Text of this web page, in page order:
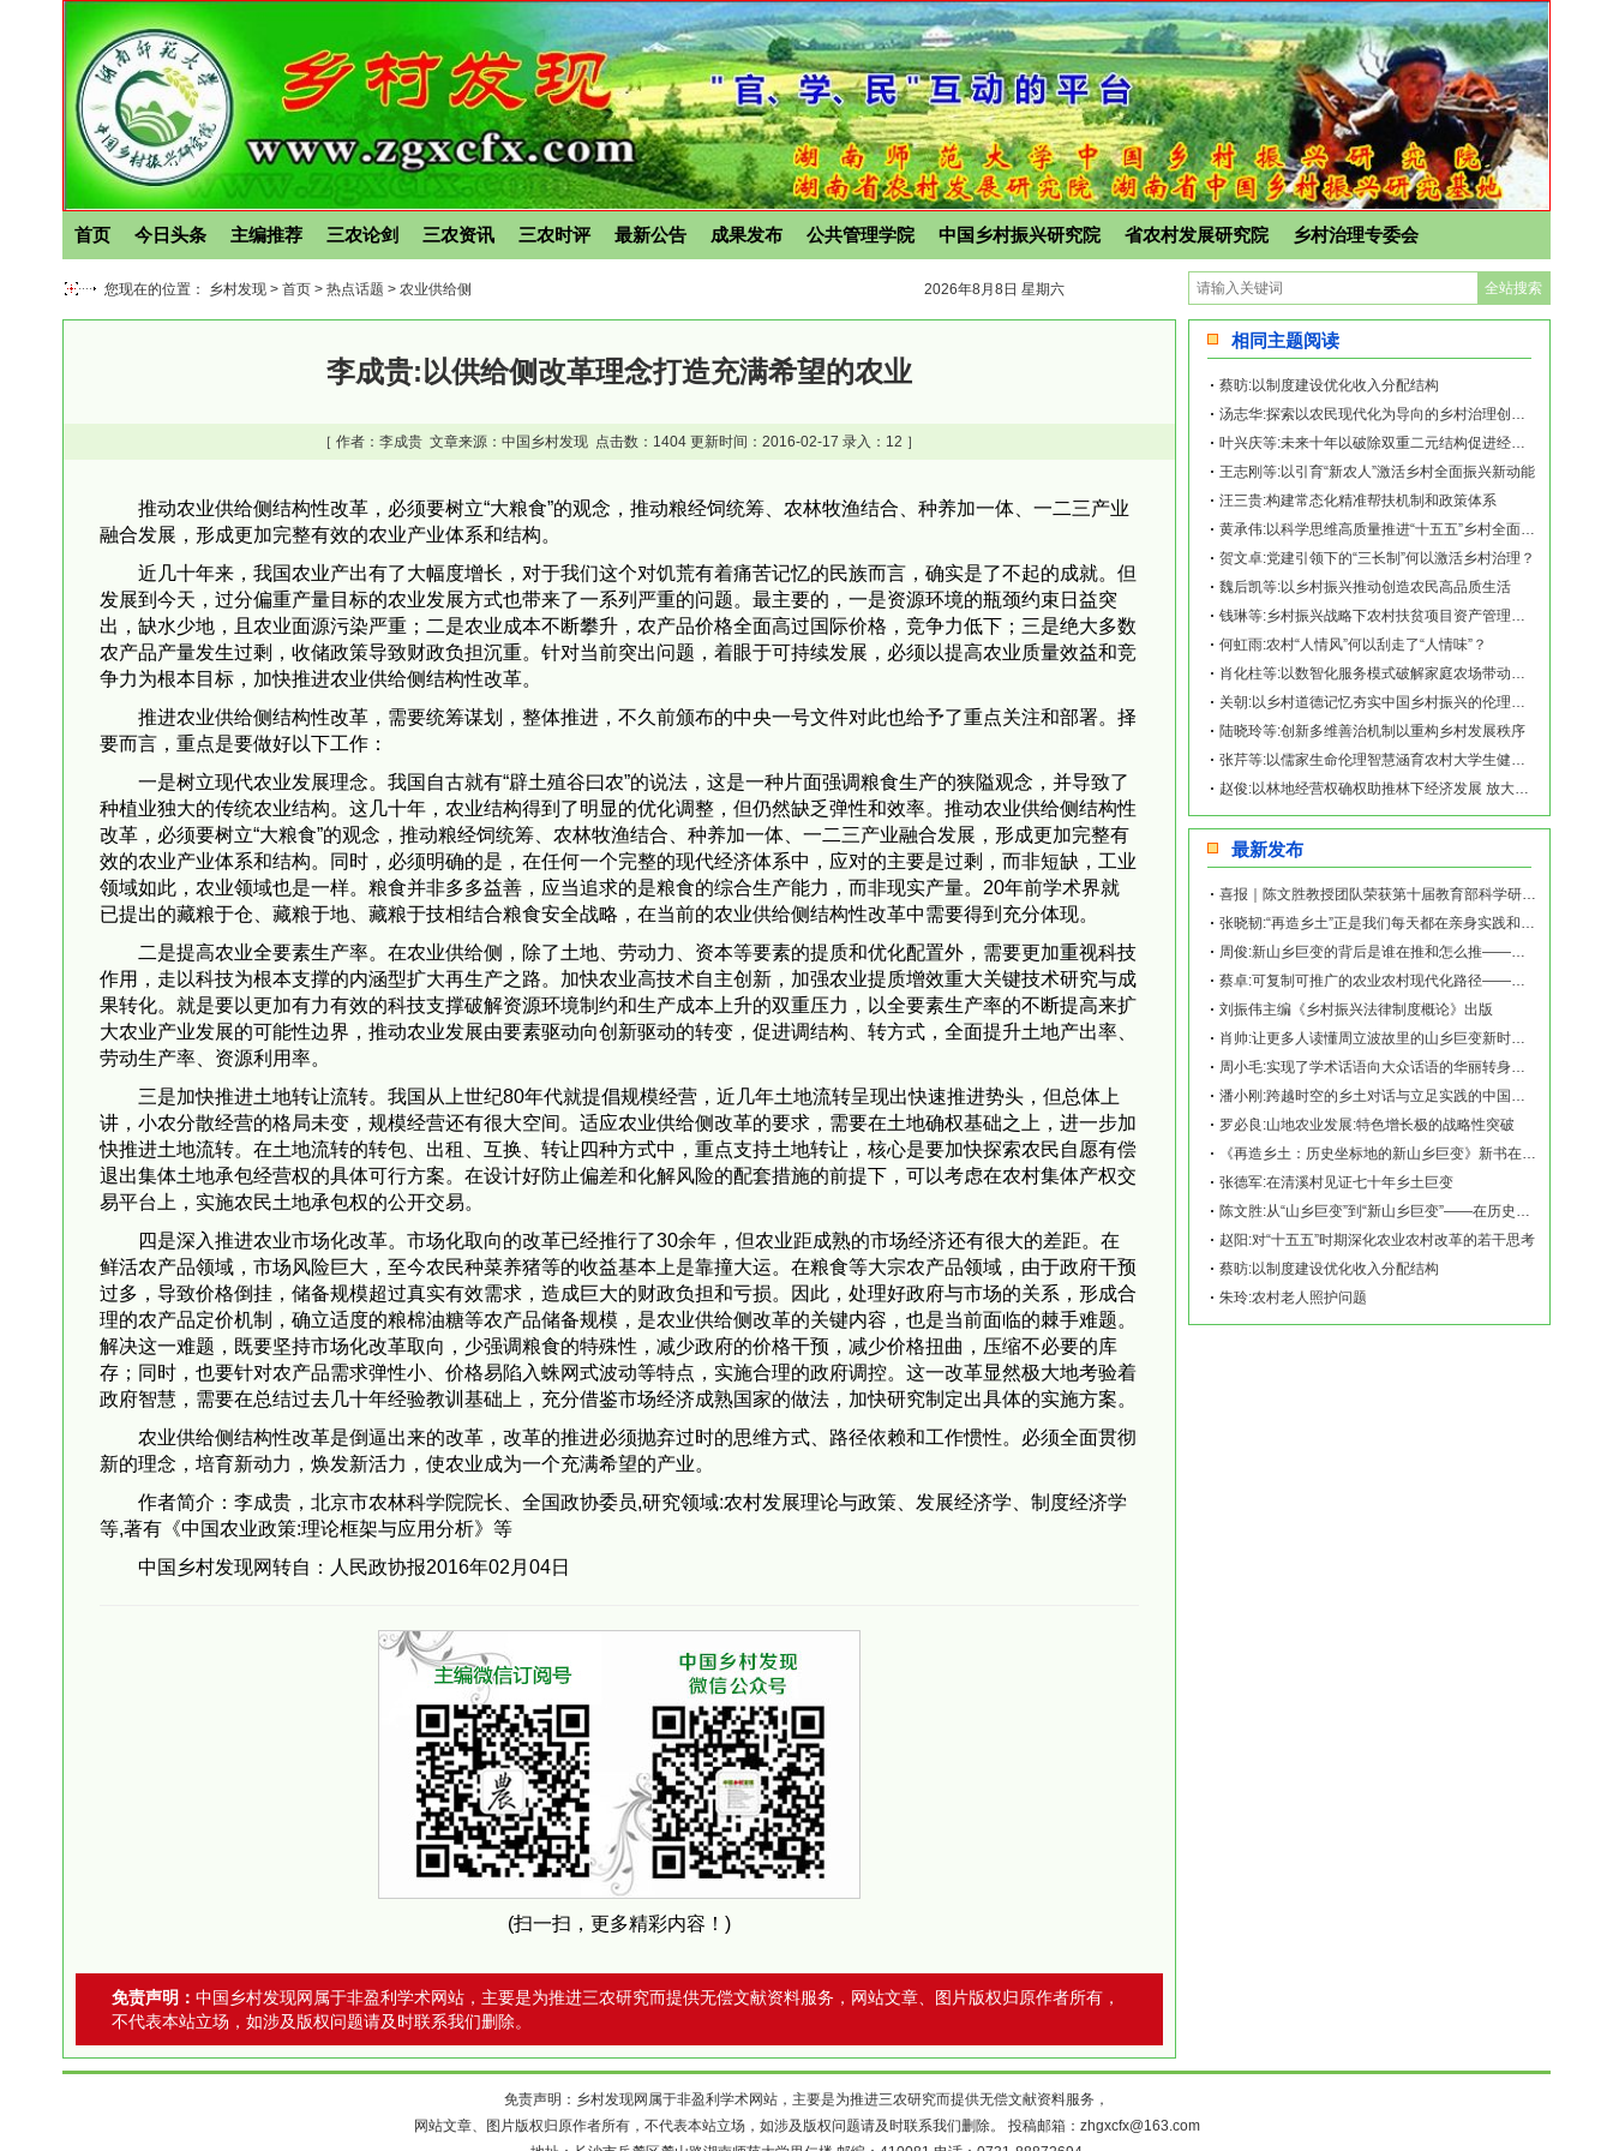
首页 今日头条 主编推荐 三农论剑 三农资讯 三农时评 最新公告 成果发布 公共管理学院 中国乡村振兴研究院 省农村发展研究院 乡村治理专委会
您现在的位置： 乡村发现 > 首页 > 热点话题 > 农业供给侧 2026年8月8日 星期六
李成贵:以供给侧改革理念打造充满希望的农业
［ 作者： 李成贵文章来源：中国乡村发现 点击数： 1404 更新时间：2016-02-17 录入：12 ］
推动农业供给侧结构性改革，必须要树立“大粮食”的观念，推动粮经饲统筹、农林牧渔结合、种养加一体、一二三产业
融合发展，形成更加完整有效的农业产业体系和结构。
近几十年来，我国农业产出有了大幅度增长，对于我们这个对饥荒有着痛苦记忆的民族而言，确实是了不起的成就。但
发展到今天，过分偏重产量目标的农业发展方式也带来了一系列严重的问题。最主要的，一是资源环境的瓶颈约束日益突
出，缺水少地，且农业面源污染严重；二是农业成本不断攀升，农产品价格全面高过国际价格，竞争力低下；三是绝大多数
农产品产量发生过剩，收储政策导致财政负担沉重。针对当前突出问题，着眼于可持续发展，必须以提高农业质量效益和竞
争力为根本目标，加快推进农业供给侧结构性改革。
推进农业供给侧结构性改革，需要统筹谋划，整体推进，不久前颁布的中央一号文件对此也给予了重点关注和部署。择
要而言，重点是要做好以下工作：
一是树立现代农业发展理念。我国自古就有“辟土殖谷曰农”的说法，这是一种片面强调粮食生产的狭隘观念，并导致了
种植业独大的传统农业结构。这几十年，农业结构得到了明显的优化调整，但仍然缺乏弹性和效率。推动农业供给侧结构性
改革，必须要树立“大粮食”的观念，推动粮经饲统筹、农林牧渔结合、种养加一体、一二三产业融合发展，形成更加完整有
效的农业产业体系和结构。同时，必须明确的是，在任何一个完整的现代经济体系中，应对的主要是过剩，而非短缺，工业
领域如此，农业领域也是一样。粮食并非多多益善，应当追求的是粮食的综合生产能力，而非现实产量。20年前学术界就
已提出的藏粮于仓、藏粮于地、藏粮于技相结合粮食安全战略，在当前的农业供给侧结构性改革中需要得到充分体现。
二是提高农业全要素生产率。在农业供给侧，除了土地、劳动力、资本等要素的提质和优化配置外，需要更加重视科技
作用，走以科技为根本支撑的内涵型扩大再生产之路。加快农业高技术自主创新，加强农业提质增效重大关键技术研究与成
果转化。就是要以更加有力有效的科技支撑破解资源环境制约和生产成本上升的双重压力，以全要素生产率的不断提高来扩
大农业产业发展的可能性边界，推动农业发展由要素驱动向创新驱动的转变，促进调结构、转方式，全面提升土地产出率、
劳动生产率、资源利用率。
三是加快推进土地转让流转。我国从上世纪80年代就提倡规模经营，近几年土地流转呈现出快速推进势头，但总体上
讲，小农分散经营的格局未变，规模经营还有很大空间。适应农业供给侧改革的要求，需要在土地确权基础之上，进一步加
快推进土地流转。在土地流转的转包、出租、互换、转让四种方式中，重点支持土地转让，核心是要加快探索农民自愿有偿
退出集体土地承包经营权的具体可行方案。在设计好防止偏差和化解风险的配套措施的前提下，可以考虑在农村集体产权交
易平台上，实施农民土地承包权的公开交易。
四是深入推进农业市场化改革。市场化取向的改革已经推行了30余年，但农业距成熟的市场经济还有很大的差距。在
鲜活农产品领域，市场风险巨大，至今农民种菜养猪等的收益基本上是靠撞大运。在粮食等大宗农产品领域，由于政府干预
过多，导致价格倒挂，储备规模超过真实有效需求，造成巨大的财政负担和亏损。因此，处理好政府与市场的关系，形成合
理的农产品定价机制，确立适度的粮棉油糖等农产品储备规模，是农业供给侧改革的关键内容，也是当前面临的棘手难题。
解决这一难题，既要坚持市场化改革取向，少强调粮食的特殊性，减少政府的价格干预，减少价格扭曲，压缩不必要的库
存；同时，也要针对农产品需求弹性小、价格易陷入蛛网式波动等特点，实施合理的政府调控。这一改革显然极大地考验着
政府智慧，需要在总结过去几十年经验教训基础上，充分借鉴市场经济成熟国家的做法，加快研究制定出具体的实施方案。
农业供给侧结构性改革是倒逼出来的改革，改革的推进必须抛弃过时的思维方式、路径依赖和工作惯性。必须全面贯彻
新的理念，培育新动力，焕发新活力，使农业成为一个充满希望的产业。
作者简介：李成贵，北京市农林科学院院长、全国政协委员,研究领域:农村发展理论与政策、发展经济学、制度经济学
等,著有《中国农业政策:理论框架与应用分析》等
中国乡村发现网转自：人民政协报2016年02月04日
(扫一扫，更多精彩内容！)
免责声明： 中国乡村发现网属于非盈利学术网站，主要是为推进三农研究而提供无偿文献资料服务，网站文章、图片版权归原作者所有，
不代表本站立场，如涉及版权问题请及时联系我们删除。
相同主题阅读
蔡昉:以制度建设优化收入分配结构
叶兴庆等:未来十年以破除双重二元结构促进经济增长的潜力与建议
王志刚等:以引育“新农人”激活乡村全面振兴新动能
汪三贵:构建常态化精准帮扶机制和政策体系
黄承伟:以科学思维高质量推进“十五五”乡村全面振兴开新局
贺文卓:党建引领下的“三长制”何以激活乡村治理？
魏后凯等:以乡村振兴推动创造农民高品质生活
何虹雨:农村“人情风”何以刮走了“人情味”？
陆晓玲等:创新多维善治机制以重构乡村发展秩序
赵俊:以林地经营权确权助推林下经济发展 放大生态产品价值实现叠加效益
最新发布
喜报｜陈文胜教授团队荣获第十届教育部科学研究优秀成果奖（人文社会科学）
周俊:新山乡巨变的背后是谁在推和怎么推——《再造乡土:历史坐标地的新山乡巨变》新书发
蔡卓:可复制可推广的农业农村现代化路径——《再造乡土:历史坐标地的新山乡巨变》新书发
刘振伟主编《乡村振兴法律制度概论》出版
肖帅:让更多人读懂周立波故里的山乡巨变新时代故事——《再造乡土:历史坐标地的新山乡巨
周小毛:实现了学术话语向大众话语的华丽转身——《再造乡土:历史坐标地的新山乡巨变》新
罗必良:山地农业发展:特色增长极的战略性突破
《再造乡土：历史坐标地的新山乡巨变》新书在赫山清溪村首发
张德军:在清溪村见证七十年乡土巨变
赵阳:对“十五五”时期深化农业农村改革的若干思考
蔡昉:以制度建设优化收入分配结构
朱玲:农村老人照护问题
免责声明：乡村发现网属于非盈利学术网站，主要是为推进三农研究而提供无偿文献资料服务，
网站文章、图片版权归原作者所有，不代表本站立场，如涉及版权问题请及时联系我们删除。 投稿邮箱： zhgxcfx@163.com